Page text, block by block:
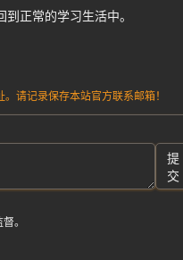
正常的学习生活中。
请记录保存本站官方联系邮箱！
提
交
。